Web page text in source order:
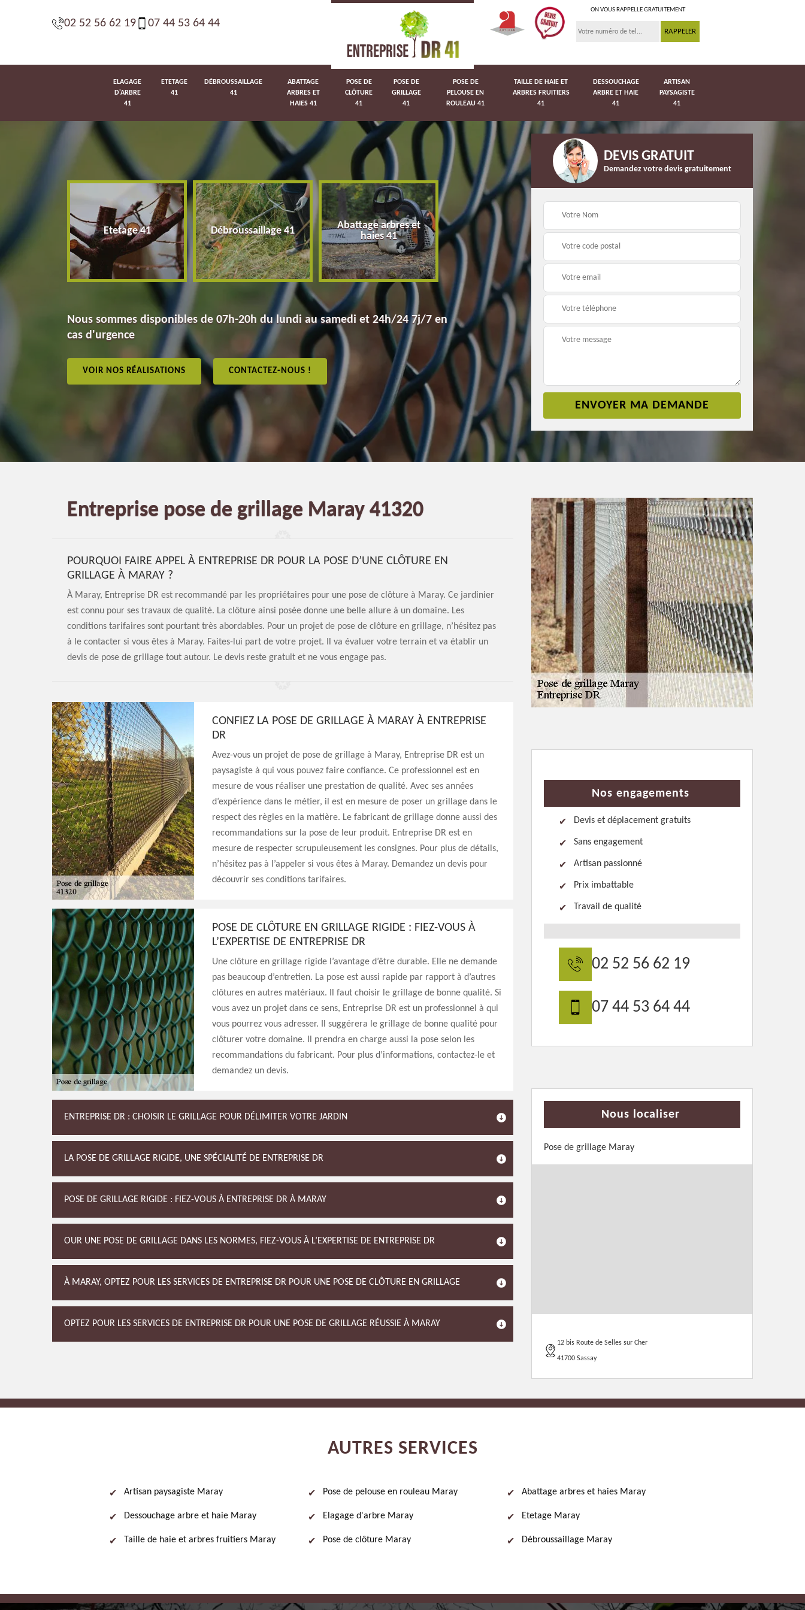
02 52 56 62 19 07 44 53 64 44
ON VOUS RAPPELLE GRATUITEMENT
ELAGAGE
D'ARBRE
41
ETETAGE
41
DÉBROUSSAILLAGE
41
ABATTAGE
ARBRES ET
HAIES 41
POSE DE
CLÔTURE
41
POSE DE
GRILLAGE
41
POSE DE
PELOUSE EN
ROULEAU 41
TAILLE DE HAIE ET
ARBRES FRUITIERS
41
DESSOUCHAGE
ARBRE ET HAIE
41
ARTISAN
PAYSAGISTE
41
Etetage 41 Débroussaillage 41
Abattage arbres et
haies 41
Pose de clôture 41 Pose de grillage 41
Pose de pelouse en
rouleau 41
Nous sommes disponibles de 07h-20h du lundi au samedi et 24h/24 7j/7 en
cas d'urgence
VOIR NOS RÉALISATIONS CONTACTEZ-NOUS !
DEVIS GRATUIT
Demandez votre devis gratuitement
Entreprise pose de grillage Maray 41320
POURQUOI FAIRE APPEL À ENTREPRISE DR POUR LA POSE D’UNE CLÔTURE EN
GRILLAGE À MARAY ?
À Maray, Entreprise DR est recommandé par les propriétaires pour une pose de clôture à Maray. Ce jardinier
est connu pour ses travaux de qualité. La clôture ainsi posée donne une belle allure à un domaine. Les
conditions tarifaires sont pourtant très abordables. Pour un projet de pose de clôture en grillage, n’hésitez pas
à le contacter si vous êtes à Maray. Faites-lui part de votre projet. Il va évaluer votre terrain et va établir un
devis de pose de grillage tout autour. Le devis reste gratuit et ne vous engage pas.
CONFIEZ LA POSE DE GRILLAGE À MARAY À ENTREPRISE
DR
Avez-vous un projet de pose de grillage à Maray, Entreprise DR est un
paysagiste à qui vous pouvez faire confiance. Ce professionnel est en
mesure de vous réaliser une prestation de qualité. Avec ses années
d’expérience dans le métier, il est en mesure de poser un grillage dans le
respect des règles en la matière. Le fabricant de grillage donne aussi des
recommandations sur la pose de leur produit. Entreprise DR est en
mesure de respecter scrupuleusement les consignes. Pour plus de détails,
n’hésitez pas à l’appeler si vous êtes à Maray. Demandez un devis pour
découvrir ses conditions tarifaires.
POSE DE CLÔTURE EN GRILLAGE RIGIDE : FIEZ-VOUS À
L’EXPERTISE DE ENTREPRISE DR
Une clôture en grillage rigide l’avantage d’être durable. Elle ne demande
pas beaucoup d’entretien. La pose est aussi rapide par rapport à d’autres
clôtures en autres matériaux. Il faut choisir le grillage de bonne qualité. Si
vous avez un projet dans ce sens, Entreprise DR est un professionnel à qui
vous pourrez vous adresser. Il suggérera le grillage de bonne qualité pour
clôturer votre domaine. Il prendra en charge aussi la pose selon les
recommandations du fabricant. Pour plus d’informations, contactez-le et
demandez un devis.
ENTREPRISE DR : CHOISIR LE GRILLAGE POUR DÉLIMITER VOTRE JARDIN
LA POSE DE GRILLAGE RIGIDE, UNE SPÉCIALITÉ DE ENTREPRISE DR
POSE DE GRILLAGE RIGIDE : FIEZ-VOUS À ENTREPRISE DR À MARAY
OUR UNE POSE DE GRILLAGE DANS LES NORMES, FIEZ-VOUS À L’EXPERTISE DE ENTREPRISE DR
À MARAY, OPTEZ POUR LES SERVICES DE ENTREPRISE DR POUR UNE POSE DE CLÔTURE EN GRILLAGE
OPTEZ POUR LES SERVICES DE ENTREPRISE DR POUR UNE POSE DE GRILLAGE RÉUSSIE À MARAY
Nos engagements
Devis et déplacement gratuits
Sans engagement
Artisan passionné
Prix imbattable
Travail de qualité
02 52 56 62 19
07 44 53 64 44
Nous localiser
Pose de grillage Maray
12 bis Route de Selles sur Cher
41700 Sassay
AUTRES SERVICES
Artisan paysagiste Maray
Dessouchage arbre et haie Maray
Taille de haie et arbres fruitiers Maray
Pose de pelouse en rouleau Maray
Elagage d'arbre Maray
Pose de clôture Maray
Abattage arbres et haies Maray
Etetage Maray
Débroussaillage Maray